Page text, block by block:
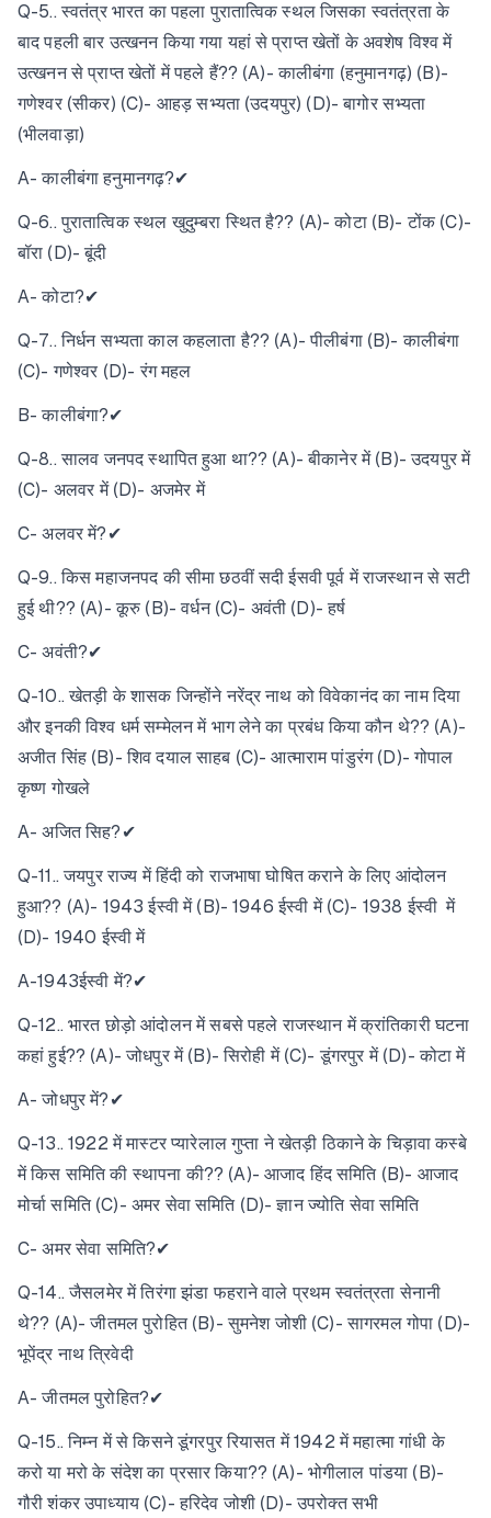
Q-5.. स्वतंत्र भारत का पहला पुरातात्विक स्थल जिसका स्वतंत्रता के
बाद पहली बार उत्खनन किया गया यहां से प्राप्त खेतों के अवशेष विश्व में
उत्खनन से प्राप्त खेतों में पहले हैं?? (A)- कालीबंगा (हनुमानगढ़) (B)-
गणेश्वर (सीकर) (C)- आहड़ सभ्यता (उदयपुर) (D)- बागोर सभ्यता
(भीलवाड़ा)
A- कालीबंगा हनुमानगढ़?✔
Q-6.. पुरातात्विक स्थल खुदुम्बरा स्थित है?? (A)- कोटा (B)- टोंक (C)-
बॉरा (D)- बूंदी
A- कोटा?✔
Q-7.. निर्धन सभ्यता काल कहलाता है?? (A)- पीलीबंगा (B)- कालीबंगा
(C)- गणेश्वर (D)- रंग महल
B- कालीबंगा?✔
Q-8.. सालव जनपद स्थापित हुआ था?? (A)- बीकानेर में (B)- उदयपुर में
(C)- अलवर में (D)- अजमेर में
C- अलवर में?✔
Q-9.. किस महाजनपद की सीमा छठवीं सदी ईसवी पूर्व में राजस्थान से सटी
हुई थी?? (A)- कूरु (B)- वर्धन (C)- अवंती (D)- हर्ष
C- अवंती?✔
Q-10.. खेतड़ी के शासक जिन्होंने नरेंद्र नाथ को विवेकानंद का नाम दिया
और इनकी विश्व धर्म सम्मेलन में भाग लेने का प्रबंध किया कौन थे?? (A)-
अजीत सिंह (B)- शिव दयाल साहब (C)- आत्माराम पांडुरंग (D)- गोपाल
कृष्ण गोखले
A- अजित सिह?✔
Q-11.. जयपुर राज्य में हिंदी को राजभाषा घोषित कराने के लिए आंदोलन
हुआ?? (A)- 1943 ईस्वी में (B)- 1946 ईस्वी में (C)- 1938 ईस्वी में
(D)- 1940 ईस्वी में
A-1943ईस्वी में?✔
Q-12.. भारत छोड़ो आंदोलन में सबसे पहले राजस्थान में क्रांतिकारी घटना
कहां हुई?? (A)- जोधपुर में (B)- सिरोही में (C)- डूंगरपुर में (D)- कोटा में
A- जोधपुर में?✔
Q-13.. 1922 में मास्टर प्यारेलाल गुप्ता ने खेतड़ी ठिकाने के चिड़ावा कस्बे
में किस समिति की स्थापना की?? (A)- आजाद हिंद समिति (B)- आजाद
मोर्चा समिति (C)- अमर सेवा समिति (D)- ज्ञान ज्योति सेवा समिति
C- अमर सेवा समिति?✔
Q-14.. जैसलमेर में तिरंगा झंडा फहराने वाले प्रथम स्वतंत्रता सेनानी
थे?? (A)- जीतमल पुरोहित (B)- सुमनेश जोशी (C)- सागरमल गोपा (D)-
भूपेंद्र नाथ त्रिवेदी
A- जीतमल पुरोहित?✔
Q-15.. निम्न में से किसने डूंगरपुर रियासत में 1942 में महात्मा गांधी के
करो या मरो के संदेश का प्रसार किया?? (A)- भोगीलाल पांडया (B)-
गौरी शंकर उपाध्याय (C)- हरिदेव जोशी (D)- उपरोक्त सभी